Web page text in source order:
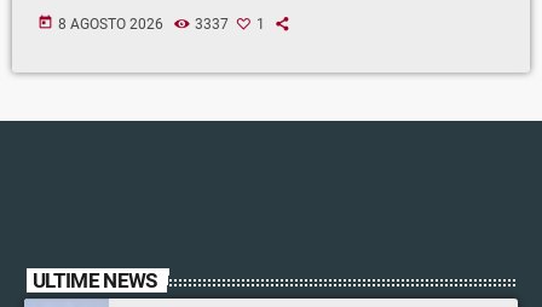
today 8 AGOSTO 2026 3337 1
ULTIME NEWS